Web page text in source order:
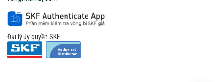
Đại lý ủy quyền SKF